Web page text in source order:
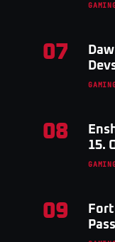
07
08
15.
09